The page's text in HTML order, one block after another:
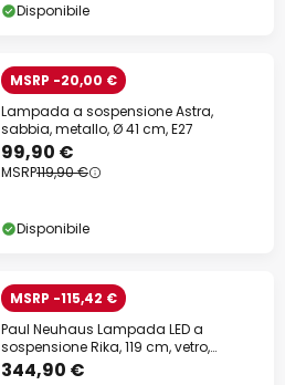
Disponibile
MSRP -20,00 €
Lampada a sospensione Astra,
sabbia, metallo, Ø 41 cm, E27
99,90 €
MSRP119,90 €
Disponibile
MSRP -115,42 €
Paul Neuhaus Lampada LED a
sospensione Rika, 119 cm, vetro,
dimmerabile
344,90 €